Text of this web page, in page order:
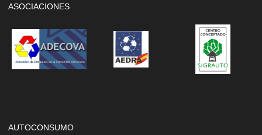
ASOCIACIONES
AUTOCONSUMO